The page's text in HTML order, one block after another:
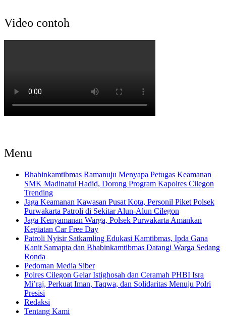
Video contoh
Menu
Bhabinkamtibmas Ramanuju Menyapa Petugas Keamanan
SMK Madinatul Hadid, Dorong Program Kapolres Cilegon
Trending
Jaga Keamanan Kawasan Pusat Kota, Personil Piket Polsek
Purwakarta Patroli di Sekitar Alun-Alun Cilegon
Jaga Kenyamanan Warga, Polsek Purwakarta Amankan
Kegiatan Car Free Day
Patroli Nyisir Satkamling Edukasi Kamtibmas, Ipda Gana
Kanit Samapta dan Bhabinkamtibmas Datangi Warga Sedang
Ronda
Pedoman Media Siber
Polres Cilegon Gelar Istighosah dan Ceramah PHBI Isra
Mi’raj, Perkuat Iman, Taqwa, dan Solidaritas Menuju Polri
Presisi
Redaksi
Tentang Kami